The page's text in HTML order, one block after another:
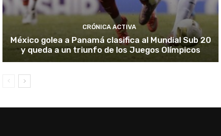
CRÓNICA ACTIVA
México golea a Panamá clasifica al Mundial Sub 20
y queda a un triunfo de los Juegos Olímpicos